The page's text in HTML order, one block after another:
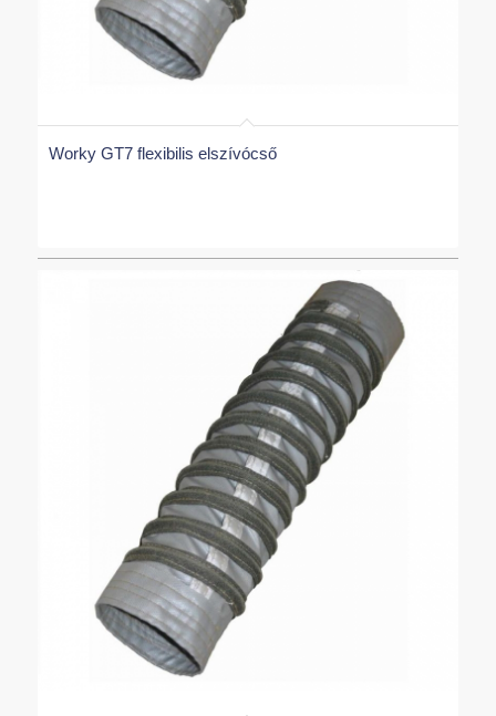
Worky GT7 flexibilis elszívócső